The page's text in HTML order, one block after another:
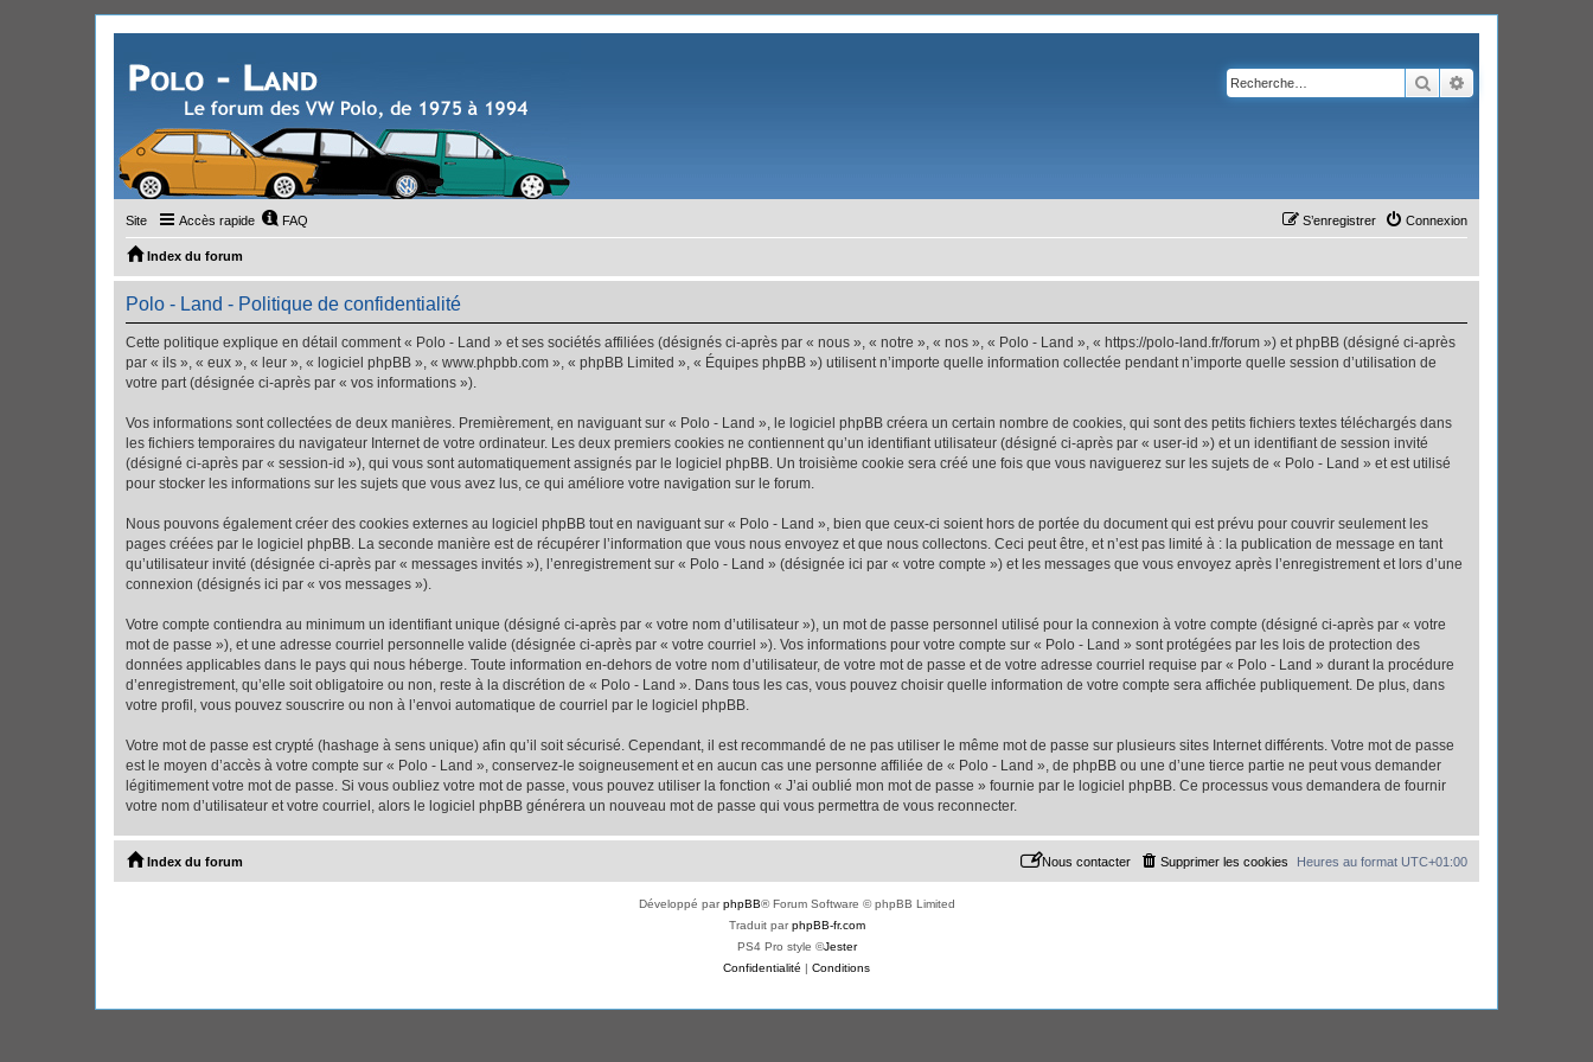
Rechercher
Site Accès rapide FAQ Connexion
S’enregistrer
Index du forum
Polo - Land - Politique de confidentialité
Cette politique explique en détail comment « Polo - Land » et ses sociétés affiliées (désignés ci-après par « nous », « notre », « nos », « Polo - Land », « https://polo-land.fr/forum ») et phpBB (désigné ci-après
par « ils », « eux », « leur », « logiciel phpBB », « www.phpbb.com », « phpBB Limited », « Équipes phpBB ») utilisent n’importe quelle information collectée pendant n’importe quelle session d’utilisation de
votre part (désignée ci-après par « vos informations »).
Vos informations sont collectées de deux manières. Premièrement, en naviguant sur « Polo - Land », le logiciel phpBB créera un certain nombre de cookies, qui sont des petits fichiers textes téléchargés dans
les fichiers temporaires du navigateur Internet de votre ordinateur. Les deux premiers cookies ne contiennent qu’un identifiant utilisateur (désigné ci-après par « user-id ») et un identifiant de session invité
(désigné ci-après par « session-id »), qui vous sont automatiquement assignés par le logiciel phpBB. Un troisième cookie sera créé une fois que vous naviguerez sur les sujets de « Polo - Land » et est utilisé
pour stocker les informations sur les sujets que vous avez lus, ce qui améliore votre navigation sur le forum.
Nous pouvons également créer des cookies externes au logiciel phpBB tout en naviguant sur « Polo - Land », bien que ceux-ci soient hors de portée du document qui est prévu pour couvrir seulement les
pages créées par le logiciel phpBB. La seconde manière est de récupérer l’information que vous nous envoyez et que nous collectons. Ceci peut être, et n’est pas limité à : la publication de message en tant
qu’utilisateur invité (désignée ci-après par « messages invités »), l’enregistrement sur « Polo - Land » (désignée ici par « votre compte ») et les messages que vous envoyez après l’enregistrement et lors d’une
connexion (désignés ici par « vos messages »).
Votre compte contiendra au minimum un identifiant unique (désigné ci-après par « votre nom d’utilisateur »), un mot de passe personnel utilisé pour la connexion à votre compte (désigné ci-après par « votre
mot de passe »), et une adresse courriel personnelle valide (désignée ci-après par « votre courriel »). Vos informations pour votre compte sur « Polo - Land » sont protégées par les lois de protection des
données applicables dans le pays qui nous héberge. Toute information en-dehors de votre nom d’utilisateur, de votre mot de passe et de votre adresse courriel requise par « Polo - Land » durant la procédure
d’enregistrement, qu’elle soit obligatoire ou non, reste à la discrétion de « Polo - Land ». Dans tous les cas, vous pouvez choisir quelle information de votre compte sera affichée publiquement. De plus, dans
votre profil, vous pouvez souscrire ou non à l’envoi automatique de courriel par le logiciel phpBB.
Votre mot de passe est crypté (hashage à sens unique) afin qu’il soit sécurisé. Cependant, il est recommandé de ne pas utiliser le même mot de passe sur plusieurs sites Internet différents. Votre mot de passe
est le moyen d’accès à votre compte sur « Polo - Land », conservez-le soigneusement et en aucun cas une personne affiliée de « Polo - Land », de phpBB ou une d’une tierce partie ne peut vous demander
légitimement votre mot de passe. Si vous oubliez votre mot de passe, vous pouvez utiliser la fonction « J’ai oublié mon mot de passe » fournie par le logiciel phpBB. Ce processus vous demandera de fournir
votre nom d’utilisateur et votre courriel, alors le logiciel phpBB générera un nouveau mot de passe qui vous permettra de vous reconnecter.
Index du forum Heures au format UTC+01:00
Supprimer les cookies
Nous contacter
Développé parphpBB® Forum Software © phpBB Limited
Traduit parphpBB-fr.com
PS4 Pro style ©Jester
Confidentialité | Conditions